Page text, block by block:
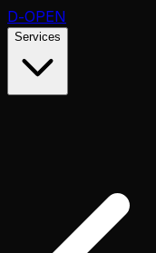
D-OPEN
Services